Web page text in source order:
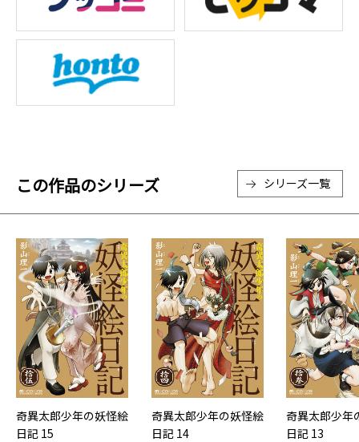
この作品のシリーズ シリーズ一覧
奇異太郎少年の妖怪絵
日記 15
奇異太郎少年の妖怪絵
日記 14
奇異太郎少年
日記 13